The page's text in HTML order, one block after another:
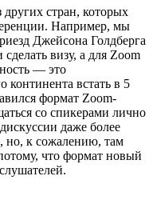
стран, которых
Например, мы
Джейсона Голдберга
визу, а для Zoom
— это
континента встать в 5
формат Zoom-
со спикерами лично
даже более
но, к сожалению, там
что формат новый